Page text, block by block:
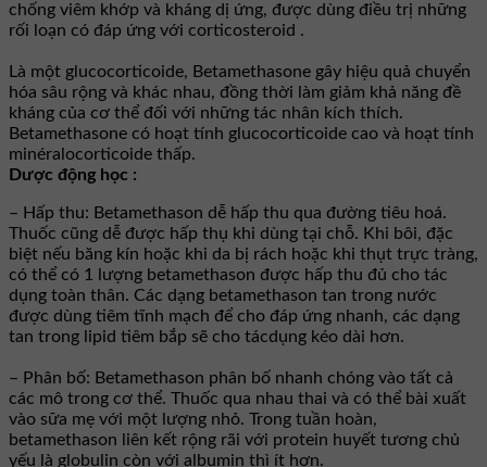
chống viêm khớp và kháng dị ứng, được dùng điều trị những
rối loạn có đáp ứng với corticosteroid .
Là một glucocorticoide, Betamethasone gây hiệu quả chuyển
hóa sâu rộng và khác nhau, đồng thời làm giảm khả năng đề
kháng của cơ thể đối với những tác nhân kích thích.
Betamethasone có hoạt tính glucocorticoide cao và hoạt tính
minéralocorticoide thấp.
Dược động học :
– Hấp thu: Betamethason dễ hấp thu qua đường tiêu hoá.
Thuốc cũng dễ được hấp thụ khi dùng tại chỗ. Khi bôi, đặc
biệt nếu băng kín hoặc khi da bị rách hoặc khi thụt trực tràng,
có thể có 1 lượng betamethason được hấp thu đủ cho tác
dụng toàn thân. Các dạng betamethason tan trong nước
được dùng tiêm tĩnh mạch để cho đáp ứng nhanh, các dạng
tan trong lipid tiêm bắp sẽ cho tácdụng kéo dài hơn.
– Phân bố: Betamethason phân bố nhanh chóng vào tất cả
các mô trong cơ thể. Thuốc qua nhau thai và có thể bài xuất
vào sữa mẹ với một lượng nhỏ. Trong tuần hoàn,
betamethason liên kết rộng rãi với protein huyết tương chủ
yếu là globulin còn với albumin thì ít hơn.